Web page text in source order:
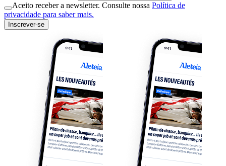
Aceito receber a newsletter. Consulte nossa Política de
privacidade para saber mais.
Inscrever-se